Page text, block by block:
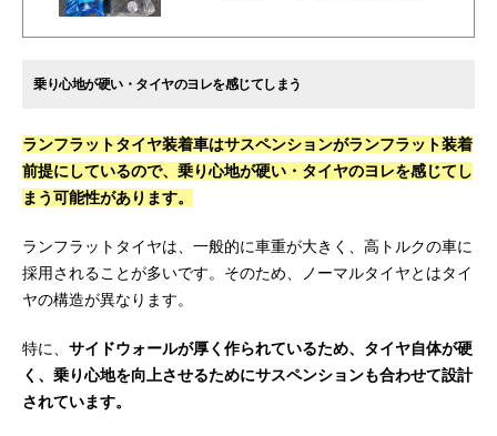
乗り心地が硬い・タイヤのヨレを感じてしまう
ランフラットタイヤ装着車はサスペンションがランフラット装着
前提にしているので、乗り心地が硬い・タイヤのヨレを感じてし
まう可能性があります。
ランフラットタイヤは、一般的に車重が大きく、高トルクの車に
採用されることが多いです。そのため、ノーマルタイヤとはタイ
ヤの構造が異なります。
特に、 サイドウォールが厚く作られているため、タイヤ自体が硬
く、乗り心地を向上させるためにサスペンションも合わせて設計
されています。